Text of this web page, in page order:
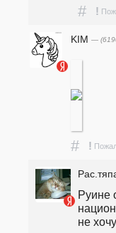
# !
KIM —
# !
Руине
не